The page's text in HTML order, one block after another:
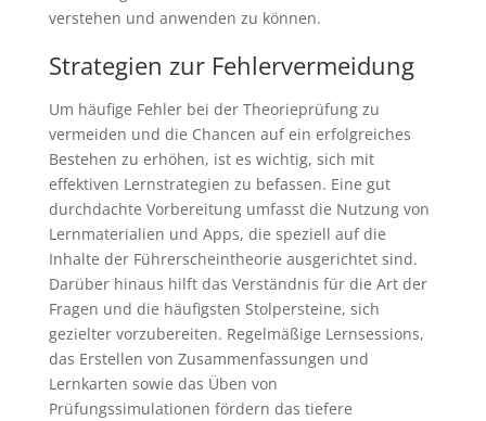
verstehen und anwenden zu können.
Strategien zur Fehlervermeidung
Um häufige Fehler bei der Theorieprüfung zu
vermeiden und die Chancen auf ein erfolgreiches
Bestehen zu erhöhen, ist es wichtig, sich mit
effektiven Lernstrategien zu befassen. Eine gut
durchdachte Vorbereitung umfasst die Nutzung von
Lernmaterialien und Apps, die speziell auf die
Inhalte der Führerscheintheorie ausgerichtet sind.
Darüber hinaus hilft das Verständnis für die Art der
Fragen und die häufigsten Stolpersteine, sich
gezielter vorzubereiten. Regelmäßige Lernsessions,
das Erstellen von Zusammenfassungen und
Lernkarten sowie das Üben von
Prüfungssimulationen fördern das tiefere